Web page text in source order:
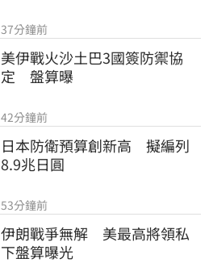
37分鐘前
美伊戰火沙土巴3國簽防禦協
定　盤算曝
42分鐘前
日本防衛預算創新高　擬編列
8.9兆日圓
53分鐘前
伊朗戰爭無解　美最高將領私
下盤算曝光